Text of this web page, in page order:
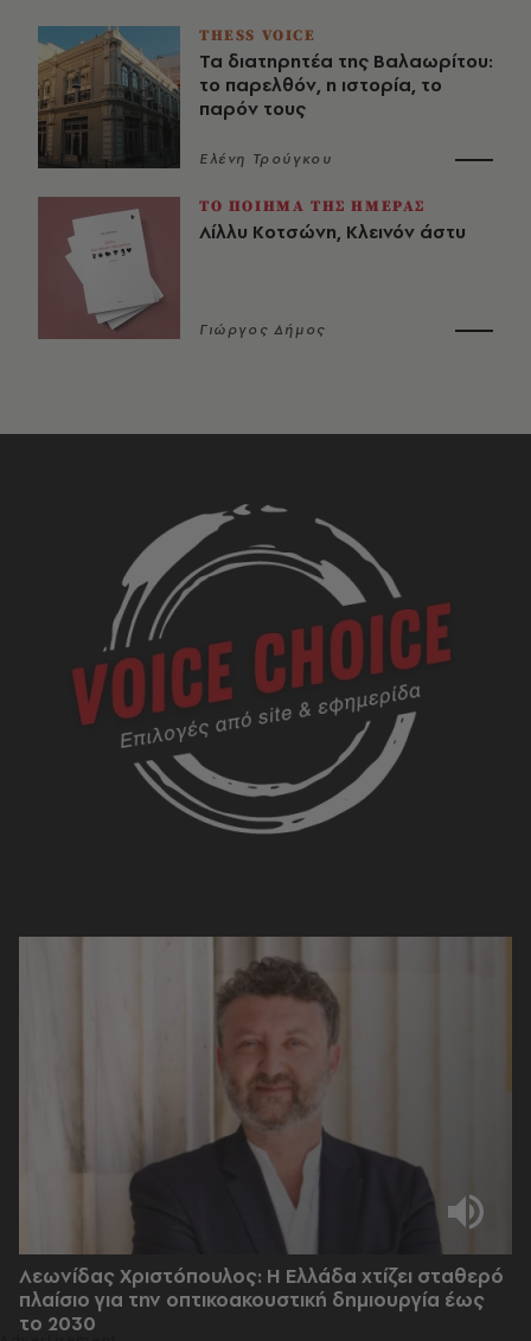
THESS VOICE
Τα διατηρητέα της Βαλαωρίτου:
το παρελθόν, η ιστορία, το
παρόν τους
Ελένη Τρούγκου
ΤΟ ΠΟΙΗΜΑ ΤΗΣ ΗΜΕΡΑΣ
Λίλλυ Κοτσώνη, Κλεινόν άστυ
Γιώργος Δήμος
Λεωνίδας Χριστόπουλος: Η Ελλάδα χτίζει σταθερό
πλαίσιο για την οπτικοακουστική δημιουργία έως
το 2030